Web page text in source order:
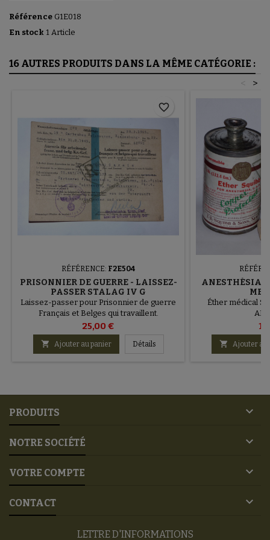
Référence G1E018
En stock 1 Article
16 AUTRES PRODUITS DANS LA MÊME CATÉGORIE :
>
<
RÉFÉRENCE: F2E504
PRISONNIER DE GUERRE - LAISSEZ-
PASSER STALAG IV G
Laissez-passer pour Prisonnier de guerre
Français et Belges qui travaillent.
25,00 €
 Ajouter au panier Détails
favorite_border
Éther médical
 Ajouter au
PRODUITS 
NOTRE SOCIÉTÉ 
VOTRE COMPTE 
CONTACT 
LETTRE D'INFORMATIONS